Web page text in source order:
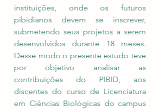
instituições, onde os futuros
pibidianos devem se inscrever,
submetendo seus projetos a serem
desenvolvidos durante 18 meses.
Desse modo o presente estudo teve
por objetivo analisar as
contribuições do PIBID, aos
discentes do curso de Licenciatura
em Ciências Biológicas do campus